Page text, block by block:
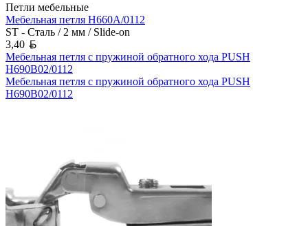
Петли мебельные
Мебельная петля H660A/0112
ST - Сталь / 2 мм / Slide-on
3,40
Мебельная петля с пружиной обратного хода PUSH
H690B02/0112
Мебельная петля с пружиной обратного хода PUSH
H690B02/0112